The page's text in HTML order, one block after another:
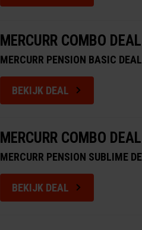
MERCURR COMBO DEAL
MERCURR PENSION BASIC DEAL
BEKIJK DEAL
MERCURR COMBO DEAL
BEKIJK DEAL